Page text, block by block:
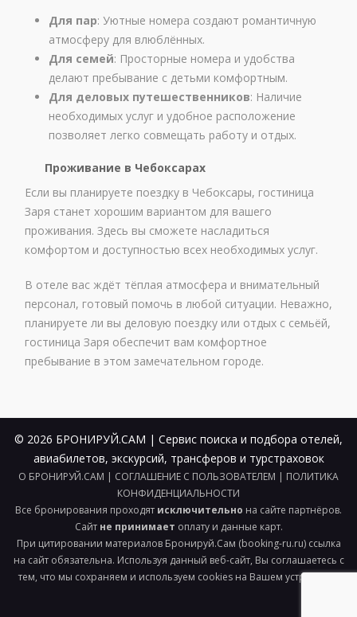
Для пар: Уютные номера создают романтичную
атмосферу для влюблённых.
Для семей: Просторные номера и удобства
делают пребывание с детьми комфортным.
Для деловых путешественников: Наличие
необходимых услуг и удобное расположение
позволяет легко совмещать работу и отдых.
Проживание в Чебоксарах
Если вы планируете поездку в Чебоксары, гостиница
Заря станет хорошим вариантом для вашего
проживания. Здесь вы сможете насладиться
комфортом и доступностью всех необходимых услуг.
В отеле вас ждёт тёплая атмосфера и внимательный
персонал, готовый помочь в любой ситуации. Неважно,
планируете ли вы деловую поездку или отдых с семьёй,
гостиница Заря обеспечит вам комфортное
пребывание в этом замечательном городе.
© 2026 БРОНИРУЙ.САМ | Сервис поиска и подбора отелей,
авиабилетов, экскурсий, трансферов и турстраховок
О БРОНИРУЙ.САМ | СОГЛАШЕНИЕ С ПОЛЬЗОВАТЕЛЕМ | ПОЛИТИКА
КОНФИДЕНЦИАЛЬНОСТИ
Все бронирования проходят исключительно на сайте партнёров.
Сайт не принимает оплату и данные карт.
При цитировании материалов Бронируй.Сам (booking-ru.ru) ссылка
на сайт обязательна. Используя данный веб-сайт, Вы соглашаетесь с
тем, что мы сохраняем и используем cookies на Вашем устройстве.